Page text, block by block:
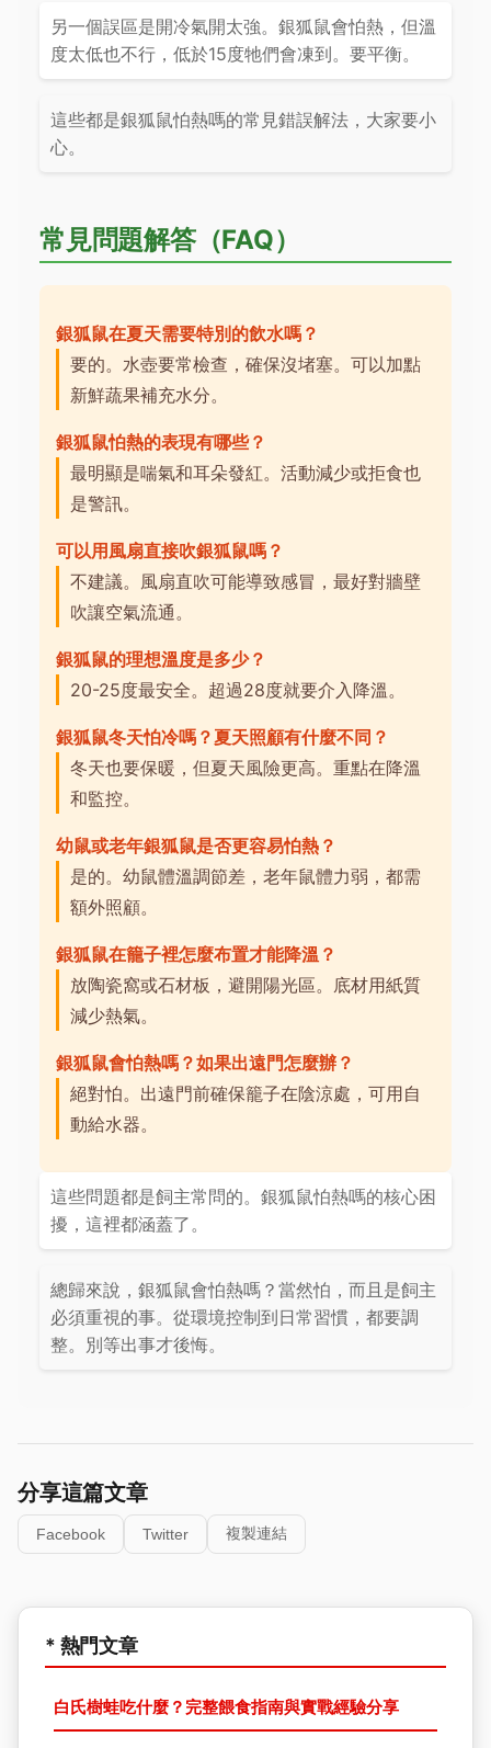
另一個誤區是開冷氣開太強。銀狐鼠會怕熱，但溫
度太低也不行，低於15度牠們會凍到。要平衡。
這些都是銀狐鼠怕熱嗎的常見錯誤解法，大家要小
心。
常見問題解答（FAQ）
銀狐鼠在夏天需要特別的飲水嗎？
要的。水壺要常檢查，確保沒堵塞。可以加點
新鮮蔬果補充水分。
銀狐鼠怕熱的表現有哪些？
最明顯是喘氣和耳朵發紅。活動減少或拒食也
是警訊。
可以用風扇直接吹銀狐鼠嗎？
不建議。風扇直吹可能導致感冒，最好對牆壁
吹讓空氣流通。
銀狐鼠的理想溫度是多少？
20-25度最安全。超過28度就要介入降溫。
銀狐鼠冬天怕冷嗎？夏天照顧有什麼不同？
冬天也要保暖，但夏天風險更高。重點在降溫
和監控。
幼鼠或老年銀狐鼠是否更容易怕熱？
是的。幼鼠體溫調節差，老年鼠體力弱，都需
額外照顧。
銀狐鼠在籠子裡怎麼布置才能降溫？
放陶瓷窩或石材板，避開陽光區。底材用紙質
減少熱氣。
銀狐鼠會怕熱嗎？如果出遠門怎麼辦？
絕對怕。出遠門前確保籠子在陰涼處，可用自
動給水器。
這些問題都是飼主常問的。銀狐鼠怕熱嗎的核心困
擾，這裡都涵蓋了。
總歸來說，銀狐鼠會怕熱嗎？當然怕，而且是飼主
必須重視的事。從環境控制到日常習慣，都要調
整。別等出事才後悔。
分享這篇文章
Facebook Twitter 複製連結
* 熱門文章
白氏樹蛙吃什麼？完整餵食指南與實戰經驗分享